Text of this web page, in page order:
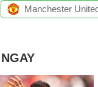
Manchester